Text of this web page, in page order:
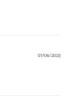
07/06/2023